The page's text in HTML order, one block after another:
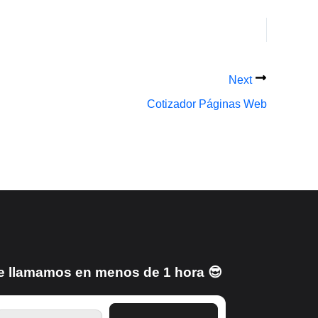
Next
Cotizador Páginas Web
llamamos en menos de 1 hora 😎